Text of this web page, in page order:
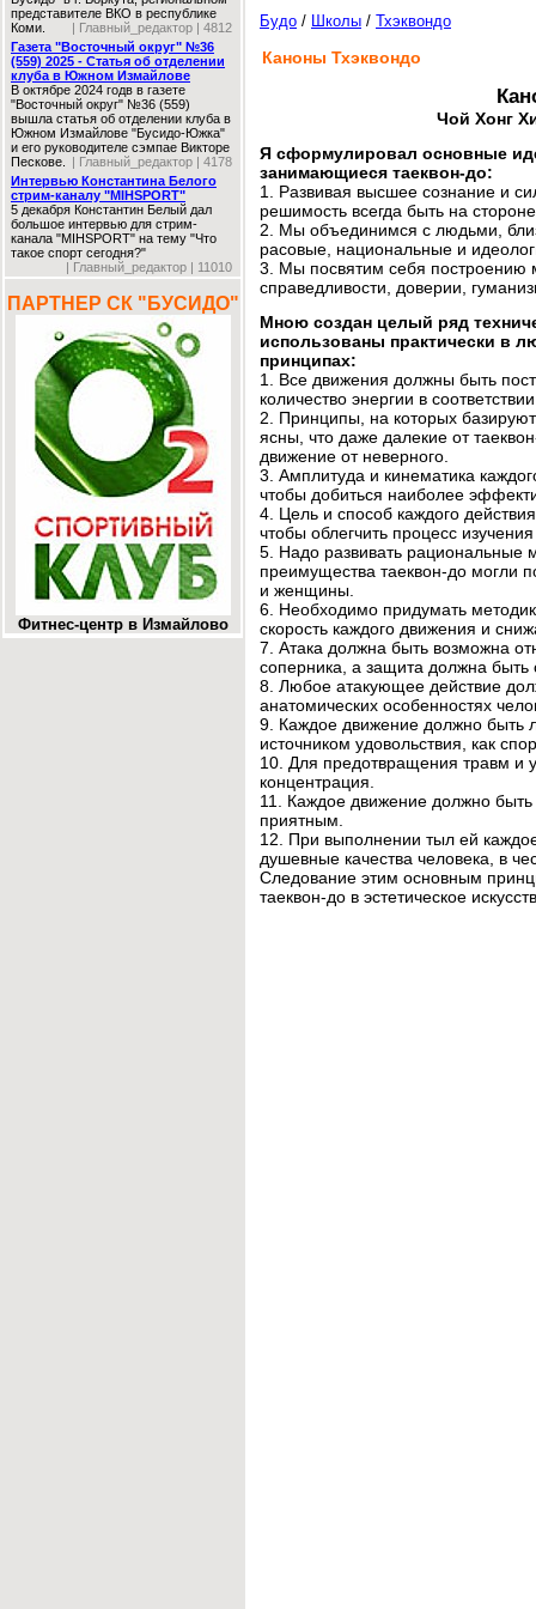
представителе ВКО в республике
Коми.
| Главный_редактор | 4812
Газета "Восточный округ" №36
(559) 2025 - Статья об отделении
клуба в Южном Измайлове
В октябре 2024 годв в газете
"Восточный округ" №36 (559)
вышла статья об отделении клуба в
Южном Измайлове "Бусидо-Южка"
и его руководителе сэмпае Викторе
Пескове.
| Главный_редактор | 4178
Интервью Константина Белого
стрим-каналу "MIHSPORT"
5 декабря Константин Белый дал
большое интервью для стрим-
канала "MIHSPORT" на тему "Что
такое спорт сегодня?"
| Главный_редактор | 11010
ПАРТНЕР СК "БУСИДО"
Фитнес-центр в Измайлово
Будо / Школы / Тхэквондо
Каноны Тхэквондо
Чой Хонг
Я сформулировал основные
занимающиеся таеквон-до:
1. Развивая высшее сознание и
решимость всегда быть на
2. Мы объединимся с людьми,
расовые, национальные и
3. Мы посвятим себя построению
справедливости, доверии,
Мною создан целый ряд
использованы практически в
принципах:
1. Все движения должны быть
количество энергии в
2. Принципы, на которых
ясны, что даже далекие от
движение от неверного.
3. Амплитуда и кинематика
чтобы добиться наиболее
4. Цель и способ каждого
чтобы облегчить процесс
5. Надо развивать рациональные
преимущества таеквон-до могли
и женщины.
6. Необходимо придумать
скорость каждого движения и
7. Атака должна быть возможна
соперника, а защита должна быть
8. Любое атакующее действие
анатомических особенностях
9. Каждое движение должно быть
источником удовольствия, как
10. Для предотвращения травм и
концентрация.
11. Каждое движение должно
приятным.
12. При выполнении тыл ей
душевные качества человека, в
Следование этим основным
таеквон-до в эстетическое